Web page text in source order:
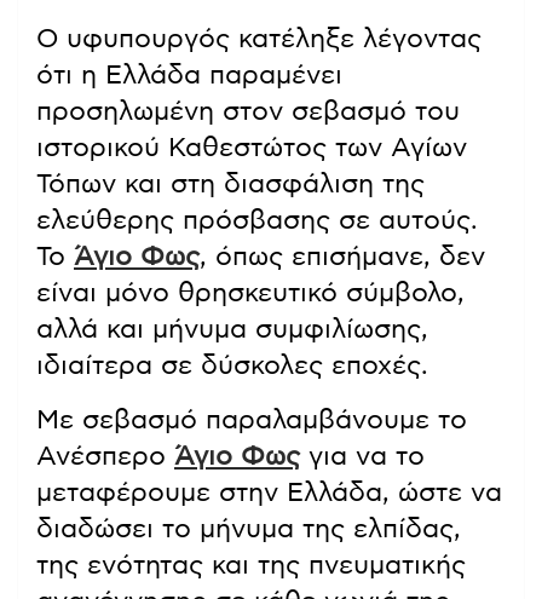
Ο υφυπουργός κατέληξε λέγοντας
ότι η Ελλάδα παραμένει
προσηλωμένη στον σεβασμό του
ιστορικού Καθεστώτος των Αγίων
Τόπων και στη διασφάλιση της
ελεύθερης πρόσβασης σε αυτούς.
Το Άγιο Φως, όπως επισήμανε, δεν
είναι μόνο θρησκευτικό σύμβολο,
αλλά και μήνυμα συμφιλίωσης,
ιδιαίτερα σε δύσκολες εποχές.
Με σεβασμό παραλαμβάνουμε το
Ανέσπερο Άγιο Φωςγια να το
μεταφέρουμε στην Ελλάδα, ώστε να
διαδώσει το μήνυμα της ελπίδας,
της ενότητας και της πνευματικής